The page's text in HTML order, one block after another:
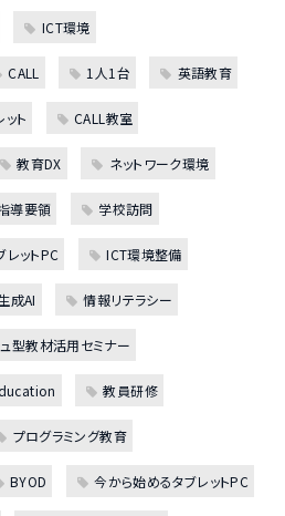
ICT環境
CALL 1人1台 英語教育
ト CALL教室
教育DX ネットワーク環境
導要領 学校訪問
レットPC ICT環境整備
成AI 情報リテラシー
ュ型教材活用セミナー
教員研修
プログラミング教育
BYOD 今から始めるタブレットPC